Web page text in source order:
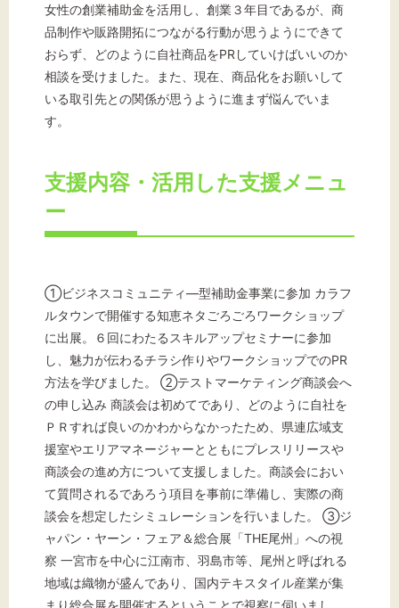
女性の創業補助金を活用し、創業３年目であるが、商
品制作や販路開拓につながる行動が思うようにできて
おらず、どのように自社商品をPRしていけばいいのか
相談を受けました。また、現在、商品化をお願いして
いる取引先との関係が思うように進まず悩んでいま
す。
支援内容・活用した支援メニュ
ー
①ビジネスコミュニティ―型補助金事業に参加 カラフ
ルタウンで開催する知恵ネタごろごろワークショップ
に出展。６回にわたるスキルアップセミナーに参加
し、魅力が伝わるチラシ作りやワークショップでのPR
方法を学びました。 ②テストマーケティング商談会へ
の申し込み 商談会は初めてであり、どのように自社を
ＰＲすれば良いのかわからなかったため、県連広域支
援室やエリアマネージャーとともにプレスリリースや
商談会の進め方について支援しました。商談会におい
て質問されるであろう項目を事前に準備し、実際の商
談会を想定したシミュレーションを行いました。 ③ジ
ャパン・ヤーン・フェア＆総合展「THE尾州」への視
察 一宮市を中心に江南市、羽島市等、尾州と呼ばれる
地域は織物が盛んであり、国内テキスタイル産業が集
まり総合展を開催するということで視察に伺いまし